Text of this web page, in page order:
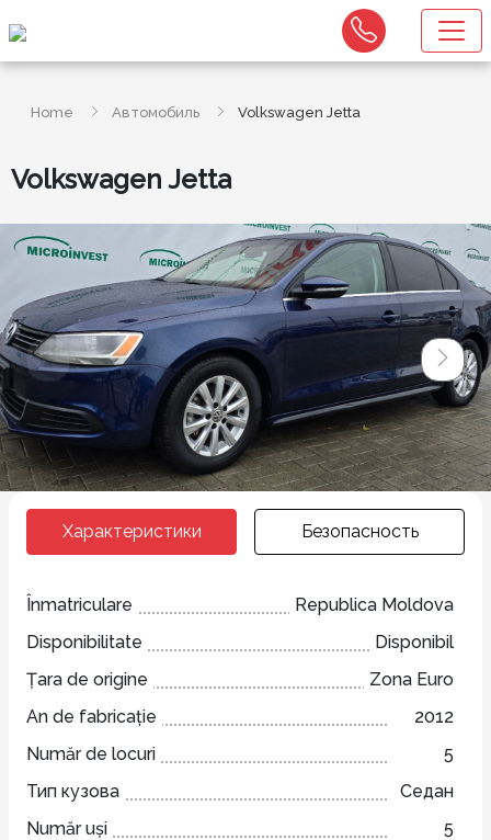
Home Автомобиль Volkswagen Jetta
Volkswagen Jetta
Характеристики Безопасность
Înmatriculare
Republica Moldova
Disponibilitate
Disponibil
Țara de origine
Zona Euro
An de fabricație
2012
Număr de locuri
5
Тип кузова
Седан
Număr uși
5